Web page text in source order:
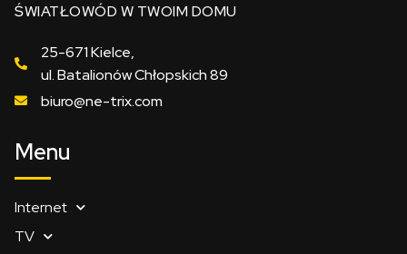
ŚWIATŁOWÓD W TWOIM DOMU
25-671 Kielce,
ul. Batalionów Chłopskich 89
biuro@ne-trix.com
Menu
Internet
TV